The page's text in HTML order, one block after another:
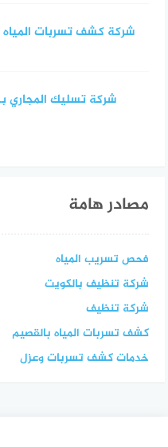
شركة كشف تسربات
شركة تسليك
مصادر هامة
فحص تسريب المياه
شركة تنظيف بالكويت
شركة تنظيف
كشف تسربات المياه بالقصيم
خدمات كشف تسربات وعزل